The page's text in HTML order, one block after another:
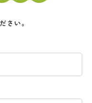
さい。